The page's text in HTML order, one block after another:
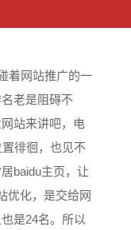
着网站推广的一
老是阻碍不
站来讲吧，电
徘徊，也见不
baidu主页，让
优化，是交给网
是24名。所以